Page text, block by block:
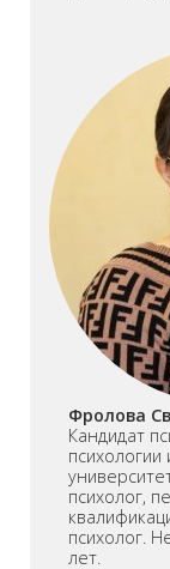
Фролова
Кандидат
психологии
психолог,
психолог.
лет.